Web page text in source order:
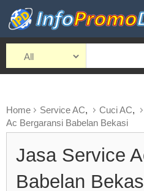
Home Service AC, Cuci AC,
Ac Bergaransi Babelan Bekasi
Jasa Service
Babelan